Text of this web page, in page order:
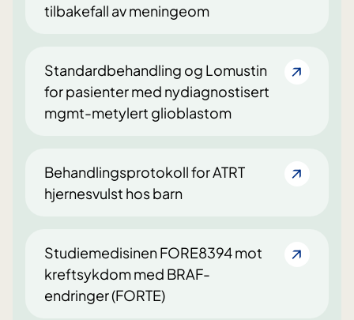
tilbakefall av meningeom
Standardbehandling og Lomustin
for pasienter med nydiagnostisert
mgmt-metylert glioblastom
Behandlingsprotokoll for ATRT
hjernesvulst hos barn
Studiemedisinen FORE8394 mot
kreftsykdom med BRAF-
endringer (FORTE)